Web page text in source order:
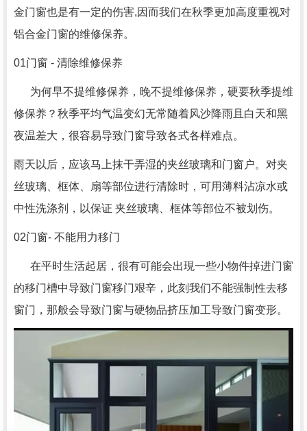
金门窗也是有一定的伤害,因而我们在秋季更加高度重视对
铝合金门窗的维修保养。
01门窗 - 清除维修保养
为何早不提维修保养，晚不提维修保养，硬要秋季提维
修保养？秋季平均气温变幻无常随着风沙降雨且白天和黑
夜温差大，很容易导致门窗导致各式各样难点。
雨天以后，应该马上抹干弄湿的夹丝玻璃和门窗户。对夹
丝玻璃、框体、扇等部位进行清除时，可用薄料沾凉水或
中性洗涤剂，以保证 夹丝玻璃、框体等部位不被划伤。
02门窗- 不能用力移门
在平时生活起居，很有可能会出現一些小物件掉进门窗
的移门槽中导致门窗移门艰辛，此刻我们不能强制性去移
窗门，那般会导致门窗与硬物品挤压加工导致门窗变形。